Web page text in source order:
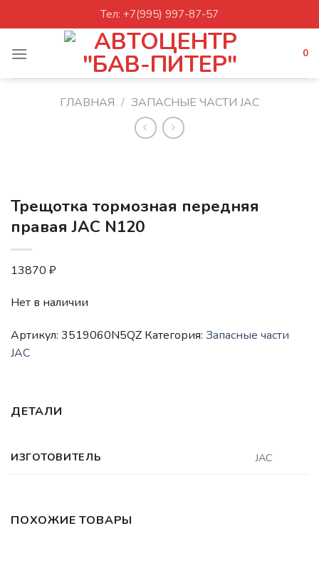
to
Тел: +7(995) 997-87-57
0
ГЛАВНАЯ / ЗАПАСНЫЕ ЧАСТИ JAC
Трещотка тормозная передняя
правая JAC N120
13870 ₽
Нет в наличии
Артикул: 3519060N5QZ Категория: Запасные части
JAC
ДЕТАЛИ
ИЗГОТОВИТЕЛЬ JAC
ПОХОЖИЕ ТОВАРЫ